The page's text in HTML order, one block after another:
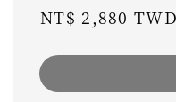
Sale
NT$ 2,880 TWD